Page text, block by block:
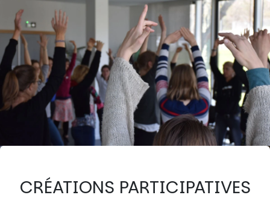
CRÉATIONS PARTICIPATIVES